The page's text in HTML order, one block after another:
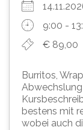
9:00 -
€ 89,00
Burritos,
bestens mit
wobei auch